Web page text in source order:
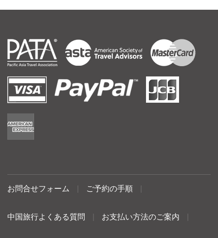
お問合せフォーム ご予約の手順
中国旅行よくある質問 お支払い方法のご案内